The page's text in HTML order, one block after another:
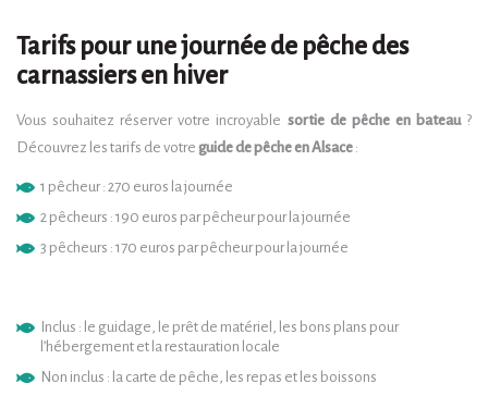
Tarifs pour une journée de pêche des
carnassiers en hiver
Vous souhaitez réserver votre incroyable sortie de pêche en bateau?
Découvrez les tarifs de votre guide de pêche en Alsace :
1 pêcheur : 270 euros la journée
2 pêcheurs : 190 euros par pêcheur pour la journée
3 pêcheurs : 170 euros par pêcheur pour la journée
Inclus : le guidage, le prêt de matériel, les bons plans pour
l’hébergement et la restauration locale
Non inclus : la carte de pêche, les repas et les boissons